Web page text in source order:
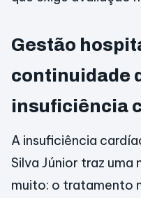
Gestão
continuidade
insuficiência
A insuficiência
Silva Júnior traz uma
muito: o tratamento